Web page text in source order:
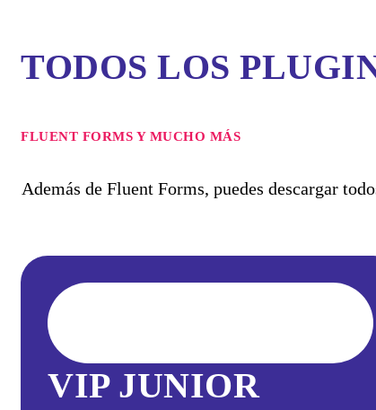
TODOS LOS
FLUENT FORMS Y MUCHO MÁS
Además de Fluent Forms, puedes descargar
VIP JUNIOR